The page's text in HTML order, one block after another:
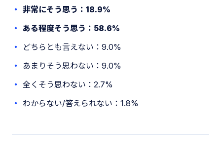
非常にそう思う：18.9%
ある程度そう思う：58.6%
どちらとも言えない：9.0%
あまりそう思わない：9.0%
全くそう思わない：2.7%
わからない/答えられない：1.8%